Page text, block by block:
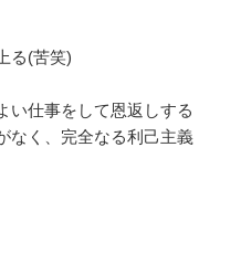
る(苦笑)
い仕事をして恩返しする
なく、完全なる利己主義